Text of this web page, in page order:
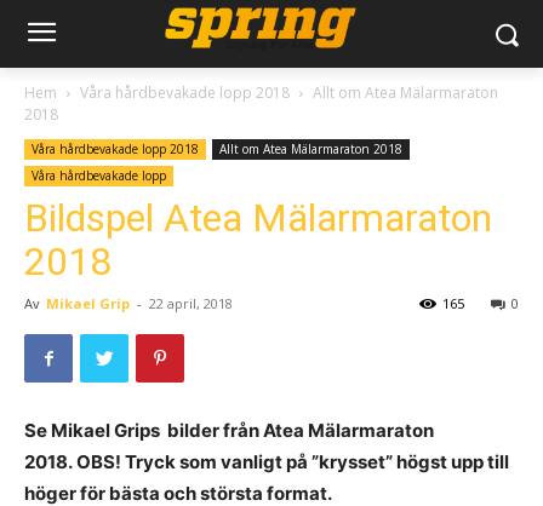
Hem Våra hårdbevakade lopp 2018
Allt om Atea Mälarmaraton
2018
Våra hårdbevakade lopp 2018
Allt om Atea Mälarmaraton 2018
Våra hårdbevakade lopp
Bildspel Atea Mälarmaraton
2018
Av Mikael Grip - 22 april, 2018 0
165
Se Mikael Grips bilder från Atea Mälarmaraton
2018. OBS! Tryck som vanligt på ”krysset” högst upp till
höger för bästa och största format.